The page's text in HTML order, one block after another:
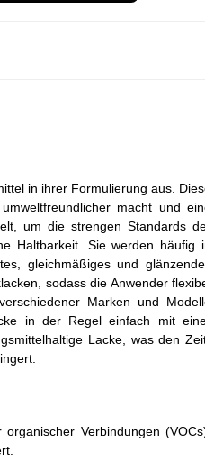
in ihrer Formulierung aus.
macht und
um die strengen Standards
Haltbarkeit. Sie werden häufig
gleichmäßiges und
sodass die Anwender
Marken und
in der Regel einfach mit
Lacke, was den
Verbindungen